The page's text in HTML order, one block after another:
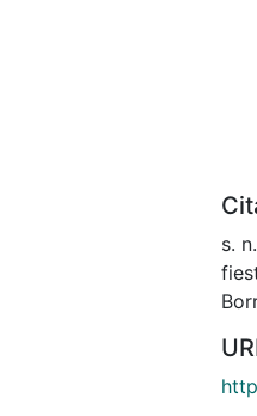
s.